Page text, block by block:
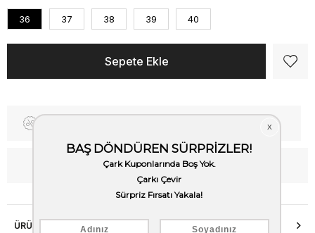
36 37 38 39 40
WhatsApp’tan Bilgi Al
ÜRÜN ÖZELLIKLERI